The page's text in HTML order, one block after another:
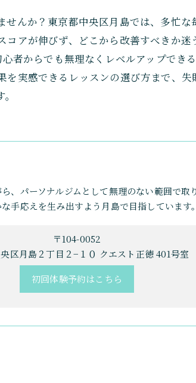
んか？東京都中央区月島では、多忙
アが伸びず、どこから改善すべきか
者からでも無理なくレベルアップでき
実感できるレッスンの選び方まで、
、パーソナルジムとして無理のない範囲で
手応えを生み出すよう月島で目指しています。
〒104-0052
区月島２丁目２−１０ クエスト正徳 401号室
初回体験予約はこちら